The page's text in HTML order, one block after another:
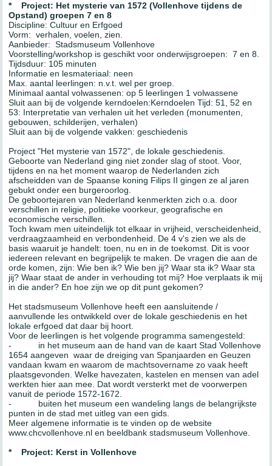
* Project: Het mysterie van 1572 (Vollenhove tijdens de
Opstand) groepen 7 en 8
Discipline: Cultuur en Erfgoed
Vorm: verhalen, voelen, zien.
Aanbieder: Stadsmuseum Vollenhove
Voorstelling/workshop is geschikt voor onderwijsgroepen: 7 en 8.
Tijdsduur: 105 minuten
Informatie en lesmateriaal: neen
Max. aantal leerlingen: n.v.t. wel per groep.
Minimaal aantal volwassenen: op 5 leerlingen 1 volwassene
Sluit aan bij de volgende kerndoelen:Kerndoelen Tijd: 51, 52 en
53: Interpretatie van verhalen uit het verleden (monumenten,
gebouwen, schilderijen, verhalen)
Sluit aan bij de volgende vakken: geschiedenis
Project "Het mysterie van 1572", de lokale geschiedenis.
Geboorte van Nederland ging niet zonder slag of stoot. Voor,
tijdens en na het moment waarop de Nederlanden zich
afscheidden van de Spaanse koning Filips II gingen ze al jaren
gebukt onder een burgeroorlog.
De geboortejaren van Nederland kenmerkten zich o.a. door
verschillen in religie, politieke voorkeur, geografische en
economische verschillen.
Toch kwam men uiteindelijk tot elkaar in vrijheid, verscheidenheid,
verdraagzaamheid en verbondenheid. De 4 v's zien we als de
basis waaruit je handelt: toen, nu en in de toekomst. Dit is voor
iedereen relevant en begrijpelijk te maken. De vragen die aan de
orde komen, zijn: Wie ben ik? Wie ben jij? Waar sta ik? Waar sta
jij? Waar staat de ander in verhouding tot mij? Hoe verplaats ik mij
in die ander? En hoe zijn we op dit punt gekomen?
Het stadsmuseum Vollenhove heeft een aansluitende /
aanvullende les ontwikkeld over de lokale geschiedenis en het
lokale erfgoed dat daar bij hoort.
Voor de leerlingen is het volgende programma samengesteld:
- in het museum aan de hand van de kaart Stad Vollenhove
1654 aangeven waar de dreiging van Spanjaarden en Geuzen
vandaan kwam en waarom de machtsovername zo vaak heeft
plaatsgevonden. Welke havezaten, kastelen en mensen van adel
werkten hier aan mee. Dat wordt versterkt met de voorwerpen
vanuit de periode 1572-1672.
- buiten het museum een wandeling langs de belangrijkste
punten in de stad met uitleg van een gids.
Meer algemene informatie is te vinden op de website
www.chcvollenhove.nl en beeldbank stadsmuseum Vollenhove.
* Project: Kerst in Vollenhove